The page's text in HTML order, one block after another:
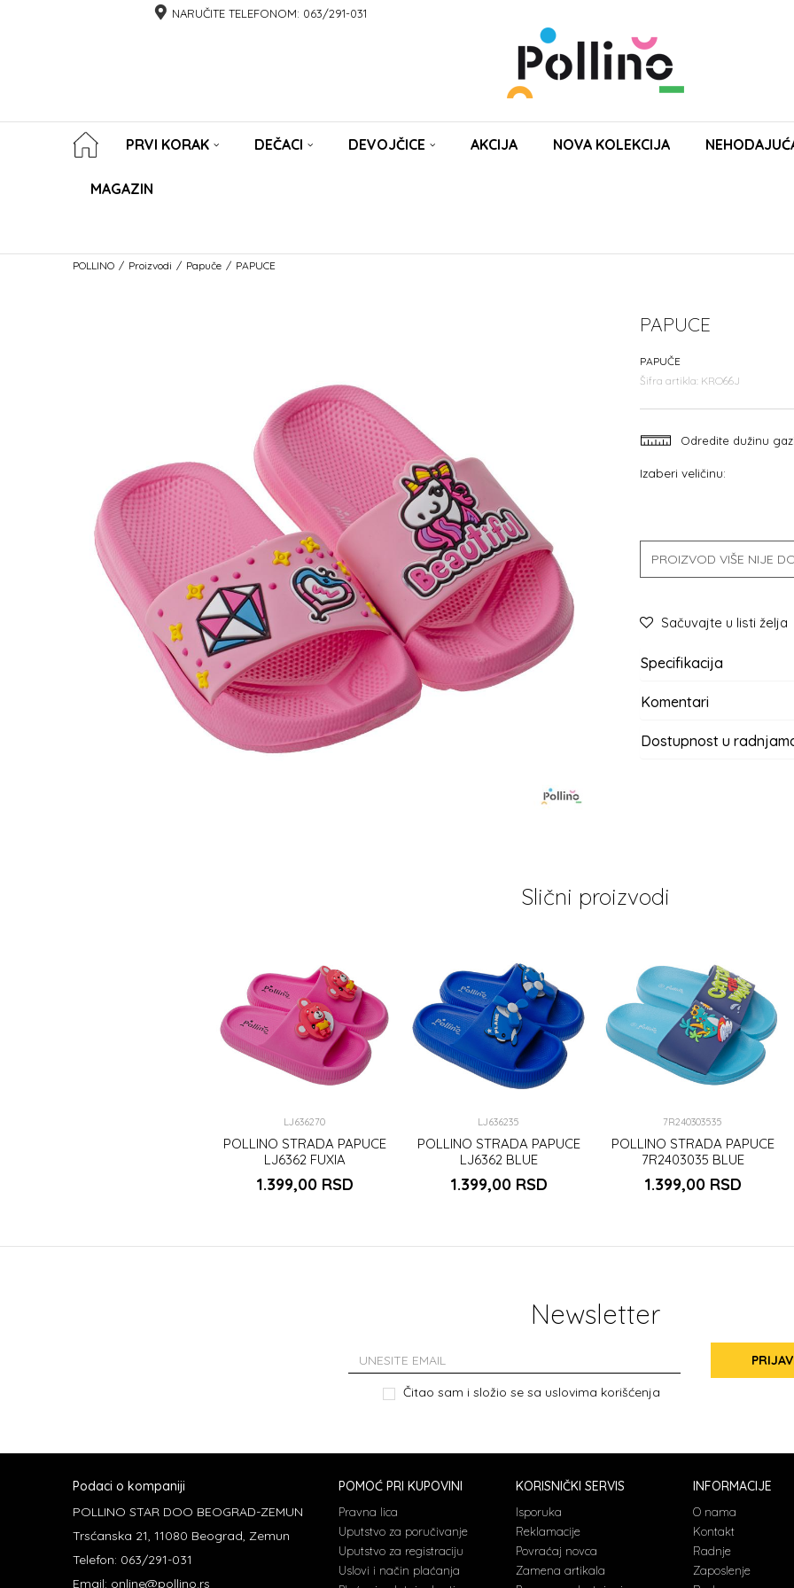
NARUČITE TELEFONOM: 063/291-031
PRVI KORAK DEČACI DEVOJČICE AKCIJA NOVA KOLEKCIJA
MAGAZIN
POLLINO Proizvodi Papuče PAPUCE
PAPUCE
PAPUČE
Šifra artikla: KRO66J
Odredite dužinu
Izaberi veličinu:
PROIZVOD VIŠE NIJE
Sačuvajte u listi želja
Specifikacija
Komentari
Dostupnost u
Slični proizvodi
LJ636270
POLLINO STRADA PAPUCE
LJ6362 FUXIA
1.399,00 RSD
LJ636235
POLLINO STRADA PAPUCE
LJ6362 BLUE
1.399,00 RSD
7R240303535
POLLINO STRADA PAPUCE
7R2403035 BLUE
1.399,00 RSD
Newsletter
Čitao sam i složio se sa uslovima korišćenja
Podaci o kompaniji
POLLINO STAR DOO BEOGRAD-ZEMUN
Trsćanska 21, 11080 Beograd, Zemun
Telefon: 063/291-031
Email: online@pollino.rs
POMOĆ PRI KUPOVINI
Pravna lica
Uputstvo za poručivanje
Uputstvo za registraciju
Uslovi i način plaćanja
KORISNIČKI SERVIS
Isporuka
Reklamacije
Povraćaj novca
Zamena artikala
INFORMACIJE
O nama
Kontakt
Radnje
Zaposlenje